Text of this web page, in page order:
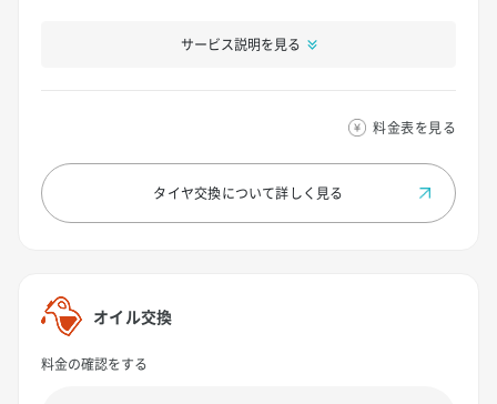
サービス説明を見る
料金表を見る
タイヤ交換について詳しく見る
オイル交換
料金の確認をする